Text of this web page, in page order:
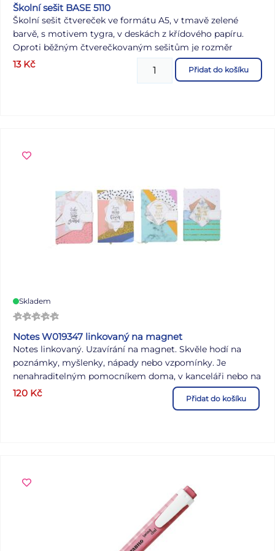
Školní sešit BASE 5110
Školní sešit čtvereček ve formátu A5, v tmavě zelené
barvě, s motivem tygra, v deskách z křídového papíru.
Oproti běžným čtverečkovaným sešitům je rozměr
čtverečků dvakrát větší. Typ: 5110 Motiv: tygr Formát: A5
Barva: zelená Gramáž listů papíru: 60 g Počet listů: 10,
13 Kč Přidat do košíku
Skladem
Notes W019347 linkovaný na magnet
Notes linkovaný. Uzavírání na magnet. Skvěle hodí na
poznámky, myšlenky, nápady nebo vzpomínky. Je
nenahraditelným pomocníkem doma, v kanceláři nebo na
cesty. Počet stran: 144 Rozměr: 97 x 144 mm Mix barev a
motivů Dodáváme v mixu 4 kusů dle skladové zásoby.
120 Kč Přidat do košíku